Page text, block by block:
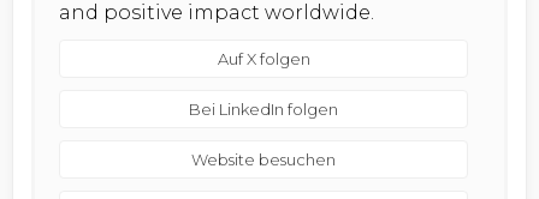
and positive impact worldwide.
Auf X folgen
Bei LinkedIn folgen
Website besuchen